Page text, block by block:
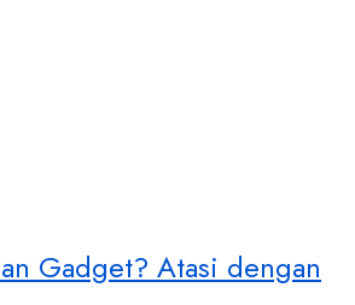
Gadget? Atasi dengan